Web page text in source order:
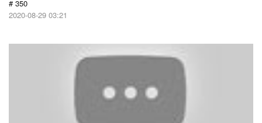
# 350
2020-08-29 03:21